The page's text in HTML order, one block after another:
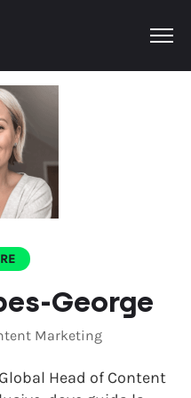
George
Marketing
Head of Content